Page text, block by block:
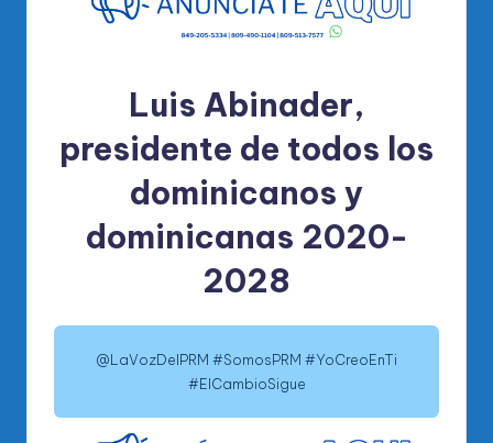
Luis Abinader,
presidente de todos los
dominicanos y
dominicanas 2020-
2028
@LaVozDelPRM #SomosPRM #YoCreoEnTi
#ElCambioSigue